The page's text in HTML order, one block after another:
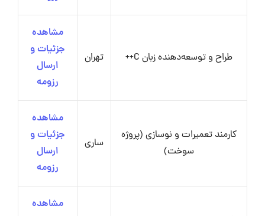
طراح و توسعه‌دهنده زبان C++ تهران
مشاهده
جزئیات و
ارسال
رزومه
کارمند تعمیرات و نوسازی (پروژه
سوخت)
ساری
مشاهده
جزئیات و
ارسال
رزومه
مشاهده